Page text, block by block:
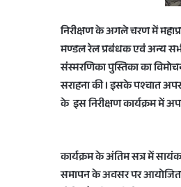
निरीक्षण के अगले चरण में
मण्डल रेल प्रबंधक एवं अन्य सभी
संस्मरणिका पुस्तिका का
सराहना की I इसके पश्चात
के इस निरीक्षण कार्यक्रम में
कार्यक्रम के अंतिम सत्र में
समापन के अवसर पर आयोजित